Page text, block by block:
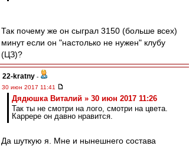
Так почему же он сыграл 3150 (больше всех)
минут если он "настолько не нужен" клубу
(ЦЗ)?
22-kratny -
30 июн 2017 11:41
Дядюшка Виталий » 30 июн 2017 11:26
Так ты не смотри на лого, смотри на цвета.
Каррере он давно нравится.
Да шуткую я. Мне и нынешнего состава